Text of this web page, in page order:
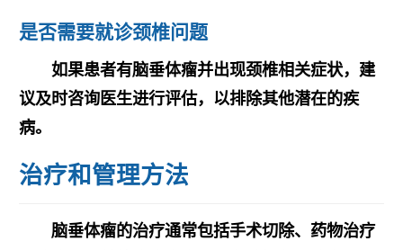
是否需要就诊颈椎问题
如果患者有脑垂体瘤并出现颈椎相关症状，建
议及时咨询医生进行评估，以排除其他潜在的疾
病。
治疗和管理方法
脑垂体瘤的治疗通常包括手术切除、药物治疗